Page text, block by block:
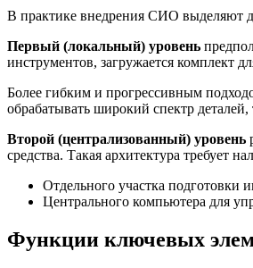
В практике внедрения СИО выделяют
Первый (локальный) уровень
инструментов, загружается комплект
Более гибким и прогрессивным
обрабатывать широкий спектр
Второй (централизованный) уровень
средства. Такая архитектура требует
Отдельного участка подготовки
Центрального компьютера для
Функции ключевых